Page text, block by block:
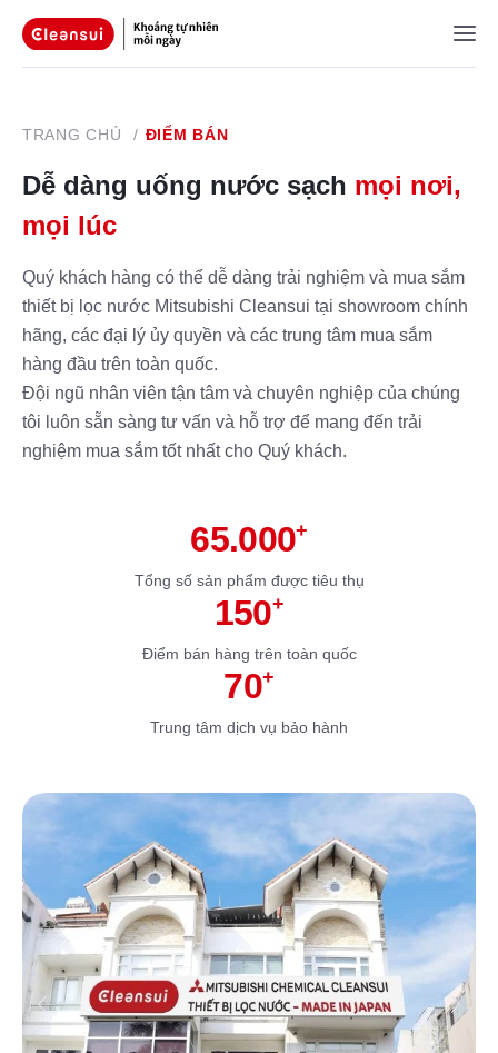
TRANG CHỦ / ĐIỂM BÁN
Dễ dàng uống nước sạch mọi nơi,
mọi lúc
Quý khách hàng có thể dễ dàng trải nghiệm và mua sắm
thiết bị lọc nước Mitsubishi Cleansui tại showroom chính
hãng, các đại lý ủy quyền và các trung tâm mua sắm
hàng đầu trên toàn quốc.
Đội ngũ nhân viên tận tâm và chuyên nghiệp của chúng
tôi luôn sẵn sàng tư vấn và hỗ trợ để mang đến trải
nghiệm mua sắm tốt nhất cho Quý khách.
65.000+
Tổng số sản phẩm được tiêu thụ
150+
Điểm bán hàng trên toàn quốc
70+
Trung tâm dịch vụ bảo hành